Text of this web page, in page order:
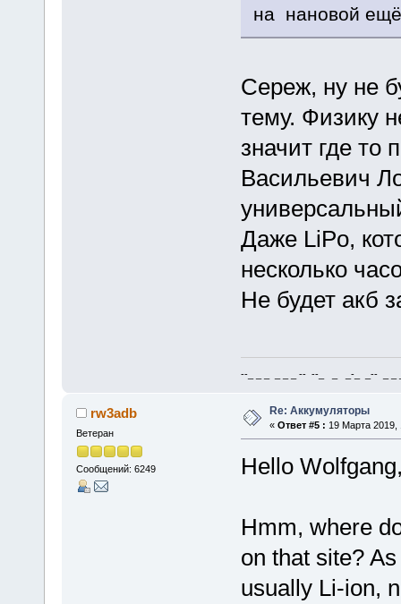
на нановой
Сереж, ну не
тему. Физику
значит где
Васильевич
Даже LiPo,
несколько
Не будет акб
--_ _ _ _ _ _ -- --_ _ _-_ _-- _ _
rw3adb
Ветеран
Сообщений: 6249
Re: Аккумуляторы
« Ответ #5 : 19 Марта 2019,
Hello
Hmm, where
on that site?
usually Li-ion,